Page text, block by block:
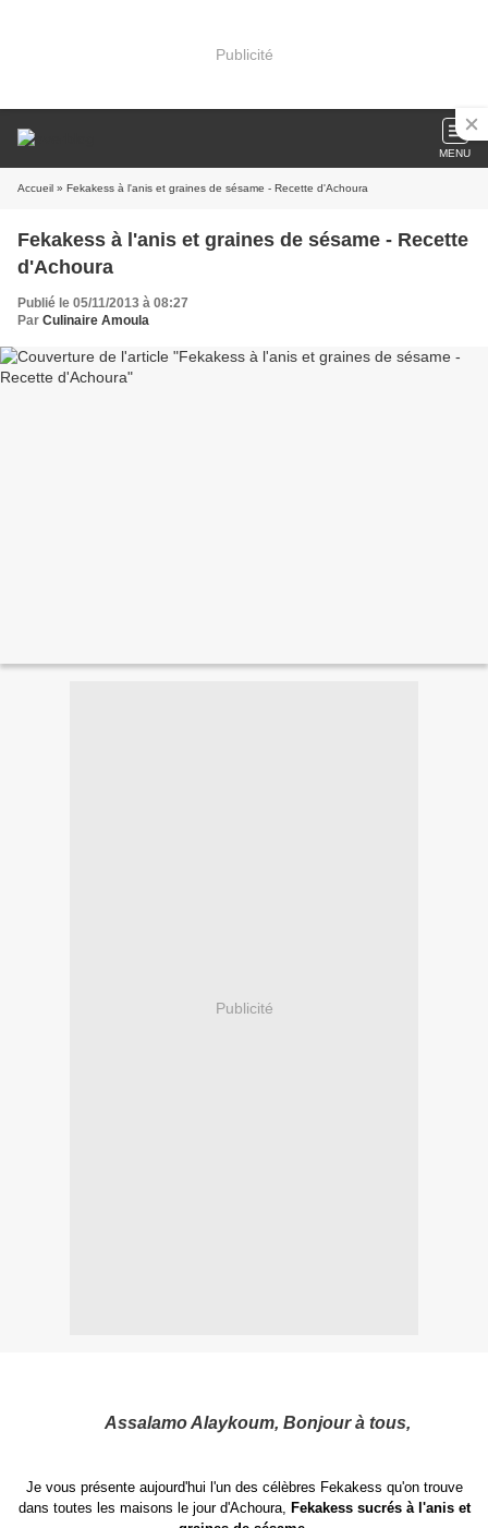
Publicité
MENU
Accueil » Fekakess à l'anis et graines de sésame - Recette d'Achoura
Fekakess à l'anis et graines de sésame - Recette
d'Achoura
Publié le 05/11/2013 à 08:27
Par Culinaire Amoula
Publicité
Assalamo Alaykoum, Bonjour à tous,
Je vous présente aujourd'hui l'un des célèbres Fekakess qu'on trouve
dans toutes les maisons le jour d'Achoura, Fekakess sucrés à l'anis et